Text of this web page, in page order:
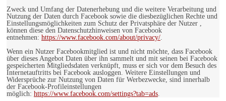
Zweck und Umfang der Datenerhebung und die weitere Verarbeitung und
Nutzung der Daten durch Facebook sowie die diesbezüglichen Rechte und
Einstellungsmöglichkeiten zum Schutz der Privatsphäre der Nutzer ,
können diese den Datenschutzhinweisen von Facebook
entnehmen: https://www.facebook.com/about/privacy/.
Wenn ein Nutzer Facebookmitglied ist und nicht möchte, dass Facebook
über dieses Angebot Daten über ihn sammelt und mit seinen bei Facebook
gespeicherten Mitgliedsdaten verknüpft, muss er sich vor dem Besuch des
Internetauftritts bei Facebook ausloggen. Weitere Einstellungen und
Widersprüche zur Nutzung von Daten für Werbezwecke, sind innerhalb
der Facebook-Profileinstellungen
möglich: https://www.facebook.com/settings?tab=ads.